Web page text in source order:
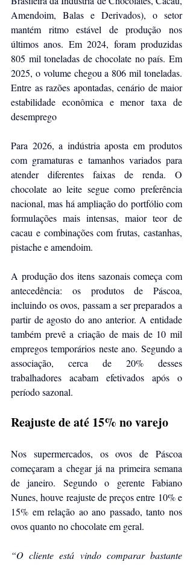
Amendoim, Balas e Derivados), o setor
mantém ritmo estável de produção nos
últimos anos. Em 2024, foram produzidas
805 mil toneladas de chocolate no país. Em
2025, o volume chegou a 806 mil toneladas.
Entre as razões apontadas, cenário de maior
estabilidade econômica e menor taxa de
desemprego
Para 2026, a indústria aposta em produtos
com gramaturas e tamanhos variados para
atender diferentes faixas de renda. O
chocolate ao leite segue como preferência
nacional, mas há ampliação do portfólio com
formulações mais intensas, maior teor de
cacau e combinações com frutas, castanhas,
pistache e amendoim.
A produção dos itens sazonais começa com
antecedência: os produtos de Páscoa,
incluindo os ovos, passam a ser preparados a
partir de agosto do ano anterior. A entidade
também prevê a criação de mais de 10 mil
empregos temporários neste ano. Segundo a
associação, cerca de 20% desses
trabalhadores acabam efetivados após o
período sazonal.
Reajuste de até 15% no varejo
Nos supermercados, os ovos de Páscoa
começaram a chegar já na primeira semana
de janeiro. Segundo o gerente Fabiano
Nunes, houve reajuste de preços entre 10% e
15% em relação ao ano passado, tanto nos
ovos quanto no chocolate em geral.
“O cliente está vindo comparar bastante